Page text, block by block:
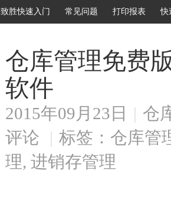
致胜快速入门 常见问题 打印报表 快
仓库管理免费
软件
2015年09月23日 | 仓
评论
| 标签： 仓库管
理, 进销存管理